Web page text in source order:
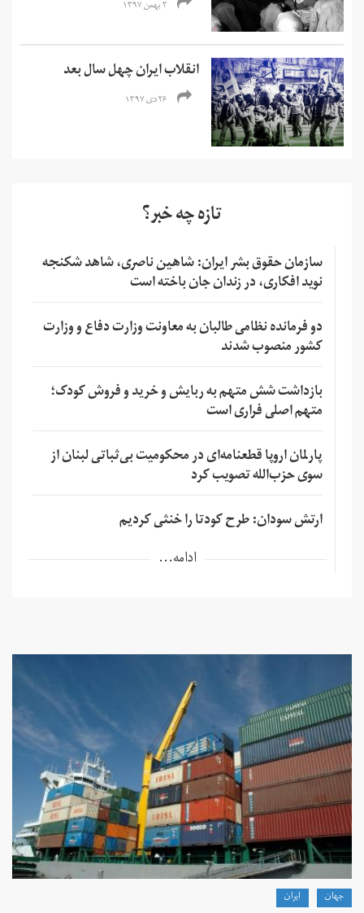
۳ بهمن ۱۳۹۷
انقلاب ایران چهل سال بعد
۲۶ دی ۱۳۹۷
تازه چه خبر؟
سازمان حقوق بشر ایران: شاهین ناصری، شاهد شکنجه
نوید افکاری، در زندان جان باخته است
دو فرمانده نظامی طالبان به معاونت وزارت دفاع و وزارت
کشور منصوب شدند
بازداشت شش متهم به ربایش و خرید و فروش کودک؛
متهم اصلی فراری است
پارلمان اروپا قطعنامه‌ای در محکومیت بی‌ثباتی لبنان از
سوی حزب‌الله تصویب کرد
ارتش سودان: طرح کودتا را خنثی کردیم
ادامه...
جهان ايران